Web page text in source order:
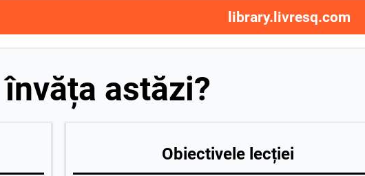
library.livresq.com
astăzi?
Obiectivele lecției